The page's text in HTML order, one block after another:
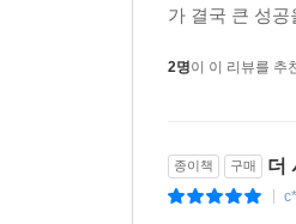
가 결국 큰 성
2명이 이 리뷰를 추
종이책 구매 더